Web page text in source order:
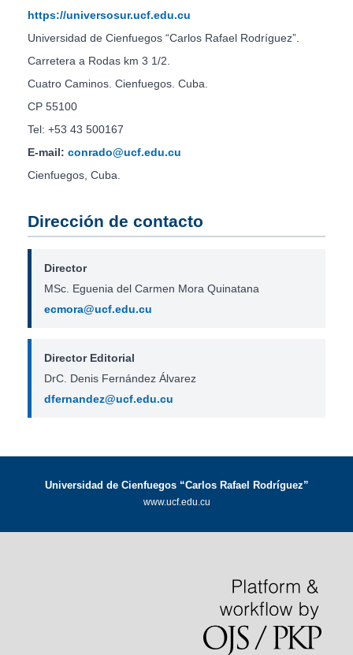
https://universosur.ucf.edu.cu
Universidad de Cienfuegos “Carlos Rafael Rodríguez”.
Carretera a Rodas km 3 1/2.
Cuatro Caminos. Cienfuegos. Cuba.
CP 55100
Tel: +53 43 500167
E-mail: conrado@ucf.edu.cu
Cienfuegos, Cuba.
Dirección de contacto
Director
MSc. Eguenia del Carmen Mora Quinatana
ecmora@ucf.edu.cu
Director Editorial
DrC. Denis Fernández Álvarez
dfernandez@ucf.edu.cu
Universidad de Cienfuegos “Carlos Rafael Rodríguez”
www.ucf.edu.cu